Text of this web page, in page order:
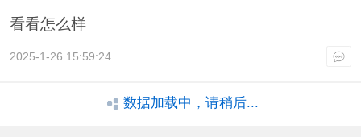
看看怎么样
2025-1-26 15:59:24
数据加载中，请稍后...